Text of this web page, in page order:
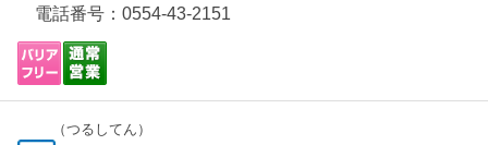
電話番号： 0554-43-2151
（つるしてん）